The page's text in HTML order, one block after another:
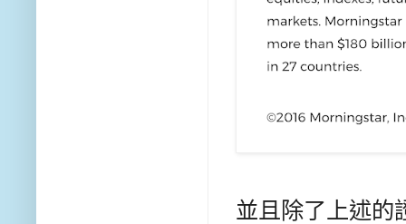
並且除了上述的